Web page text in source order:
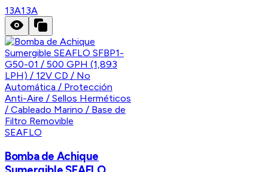
13A13A
SEAFLO
Bomba de Achique